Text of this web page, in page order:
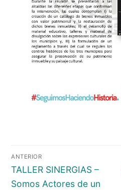
Navegación
de
entradas
ANTERIOR
Entrada
anterior:
TALLER SINERGIAS –
Somos Actores de un